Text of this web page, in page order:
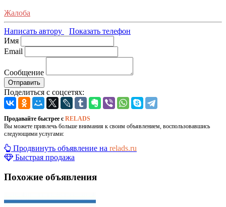
Жалоба
Написать автору
Показать телефон
Имя
Email
Сообщение
Отправить
Поделиться с соцсетях:
Продавайте быстрее с RELADS
Вы можете привлечь больше внимания к своим объявлением, воспользовавшись
следующими услугами:
Продвинуть объявление на relads.ru
Быстрая продажа
Похожие объявления